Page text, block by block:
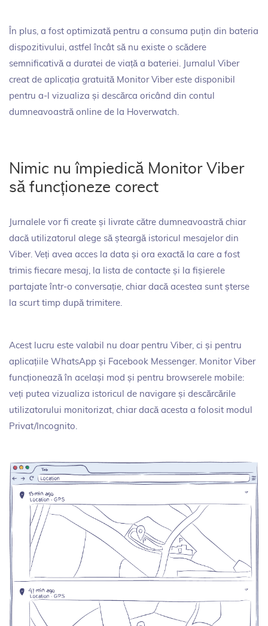
În plus, a fost optimizată pentru a consuma puțin din bateria
dispozitivului, astfel încât să nu existe o scădere
semnificativă a duratei de viață a bateriei. Jurnalul Viber
creat de aplicația gratuită Monitor Viber este disponibil
pentru a-l vizualiza și descărca oricând din contul
dumneavoastră online de la Hoverwatch.
Nimic nu împiedică Monitor Viber
să funcționeze corect
Jurnalele vor fi create și livrate către dumneavoastră chiar
dacă utilizatorul alege să șteargă istoricul mesajelor din
Viber. Veți avea acces la data și ora exactă la care a fost
trimis fiecare mesaj, la lista de contacte și la fișierele
partajate într-o conversație, chiar dacă acestea sunt șterse
la scurt timp după trimitere.
Acest lucru este valabil nu doar pentru Viber, ci și pentru
aplicațiile WhatsApp și Facebook Messenger. Monitor Viber
funcționează în același mod și pentru browserele mobile:
veți putea vizualiza istoricul de navigare și descărcările
utilizatorului monitorizat, chiar dacă acesta a folosit modul
Privat/Incognito.